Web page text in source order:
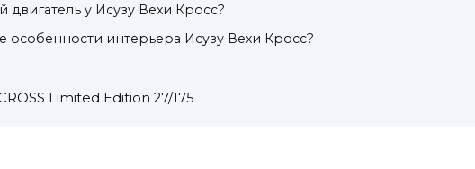
двигатель у Исузу Вехи Кросс?
особенности интерьера Исузу Вехи Кросс?
Limited Edition 27/175